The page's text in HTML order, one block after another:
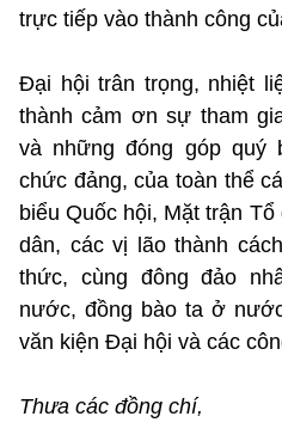
trực tiếp vào thành công
Đại hội trân trọng, nhiệt
thành cảm ơn sự tham
và những đóng góp quý
chức đảng, của toàn thể
biểu Quốc hội, Mặt trận
dân, các vị lão thành
thức, cùng đông đảo
nước, đồng bào ta ở
văn kiện Đại hội và các
Thưa các đồng chí,